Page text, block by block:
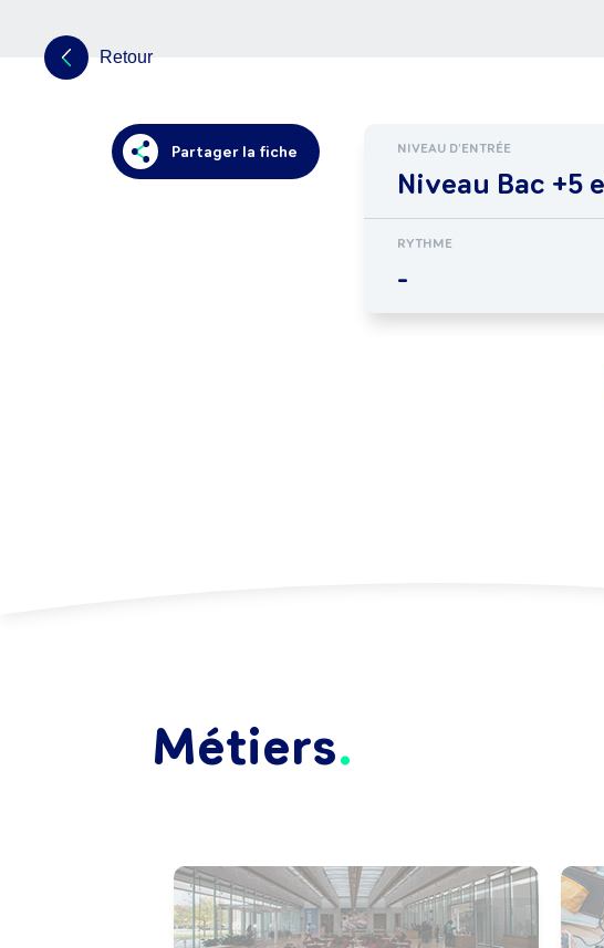
Retour
Partager la fiche NIVEAU D'ENTRÉE
Niveau Bac +5
RYTHME
-
Métiers